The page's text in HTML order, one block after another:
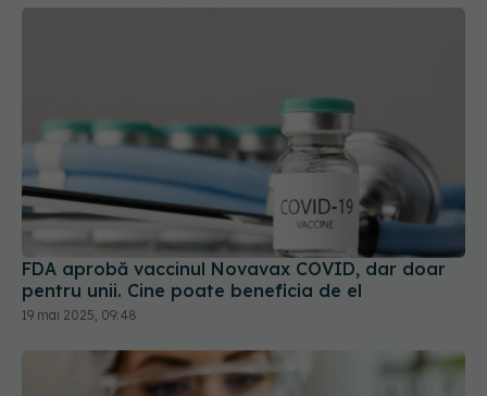
FDA aprobă vaccinul Novavax COVID, dar doar
pentru unii. Cine poate beneficia de el
19 mai 2025, 09:48